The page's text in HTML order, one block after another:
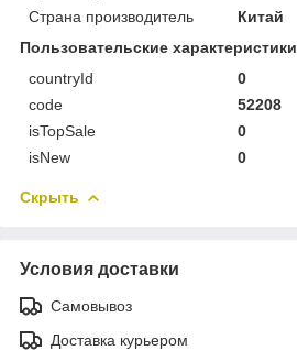
Страна производитель
Китай
Пользовательские характеристики
countryId
0
code
52208
isTopSale
0
isNew
0
Скрыть
Условия доставки
Самовывоз
Доставка курьером